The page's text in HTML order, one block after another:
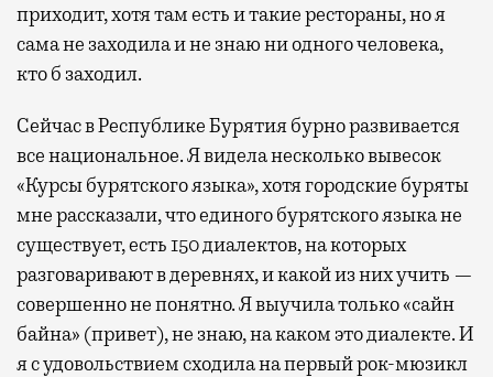
приходит, хотя там есть и такие рестораны, но я
сама не заходила и не знаю ни одного человека,
кто б заходил.
Сейчас в Республике Бурятия бурно развивается
все национальное. Я видела несколько вывесок
«Курсы бурятского языка», хотя городские буряты
мне рассказали, что единого бурятского языка не
существует, есть 150 диалектов, на которых
разговаривают в деревнях, и какой из них учить —
совершенно не понятно. Я выучила только «сайн
байна» (привет), не знаю, на каком это диалекте. И
я с удовольствием сходила на первый рок-мюзикл